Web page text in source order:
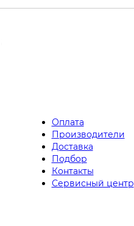
Оплата
Производители
Доставка
Подбор
Контакты
Сервисный центр